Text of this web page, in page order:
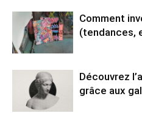
Comment
(tendances,
Découvrez
grâce aux